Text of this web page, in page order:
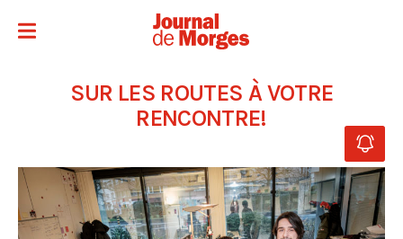
SUR LES ROUTES À VOTRE
RENCONTRE!